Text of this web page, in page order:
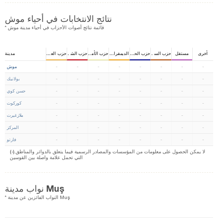
نتائج الانتخابات في أحياء موش
* قائمة نتائج أصوات الأحزاب في أحياء مدينة موش
مدينة حزب العدالة
حزب الشعب الجمهوريحزب الأمان الجمهوريالديمقراطي
حزب الحركة القوميةحزب السلامة الوطني مستقل أخرى
موش - - - - - - - -
بولانيك - - - - - - - -
حسن كوي - - - - - - - -
كوركوت - - - - - - - -
ملازغيرت - - - - - - - -
المركز - - - - - - - -
فارتو - - - - - - - -
(-).لا يمكن الحصول على معلومات من المؤسسات والمصادر الرسمية فيما يتعلق بالدوائر والمناطق
التي تحمل علامة واصلة بين القوسين
نواب مدينة Muş
* النواب الفائزين عن مدينة Muş